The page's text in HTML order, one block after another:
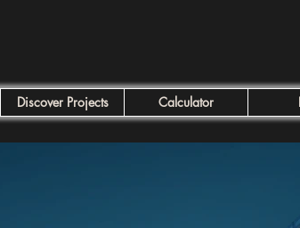
Discover Projects Calculator